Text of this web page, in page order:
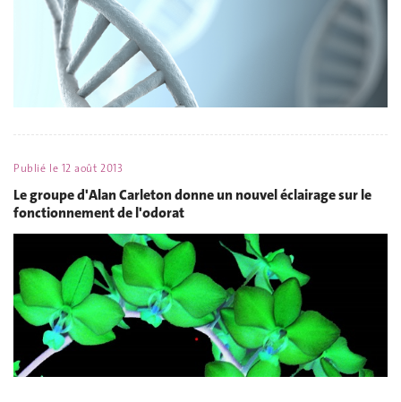
Publié le 12 août 2013
Le groupe d'Alan Carleton donne un nouvel éclairage sur le
fonctionnement de l'odorat